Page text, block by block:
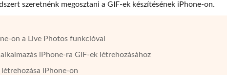
szeretnénk megosztani a GIF-ek készítésének iPhone-on.
on a Live Photos funkcióval
iPhone-ra GIF-ek létrehozásához
iPhone-on